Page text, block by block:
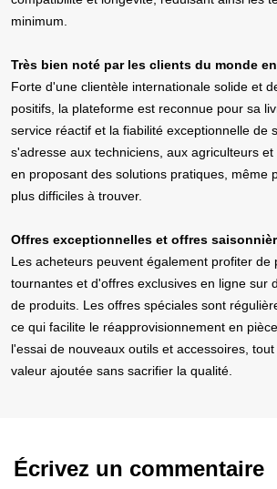
minimum.
Très bien noté par les clients du monde
Forte d'une clientèle internationale solide et
positifs, la plateforme est reconnue pour sa
service réactif et la fiabilité exceptionnelle de
s'adresse aux techniciens, aux agriculteurs et
en proposant des solutions pratiques, même
plus difficiles à trouver.
Offres exceptionnelles et offres
Les acheteurs peuvent également profiter de
tournantes et d'offres exclusives en ligne sur
de produits. Les offres spéciales sont
ce qui facilite le réapprovisionnement en
l'essai de nouveaux outils et accessoires,
valeur ajoutée sans sacrifier la qualité.
Écrivez un commentaire